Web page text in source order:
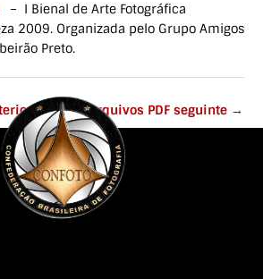
– I Bienal de Arte Fotográfica
2009. Organizada pelo Grupo Amigos
Preto.
Arquivos PDF seguinte →